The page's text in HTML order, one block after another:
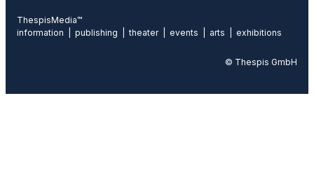
ThespisMedia™
information | publishing | theater | events | arts | exhibitions
© Thespis GmbH